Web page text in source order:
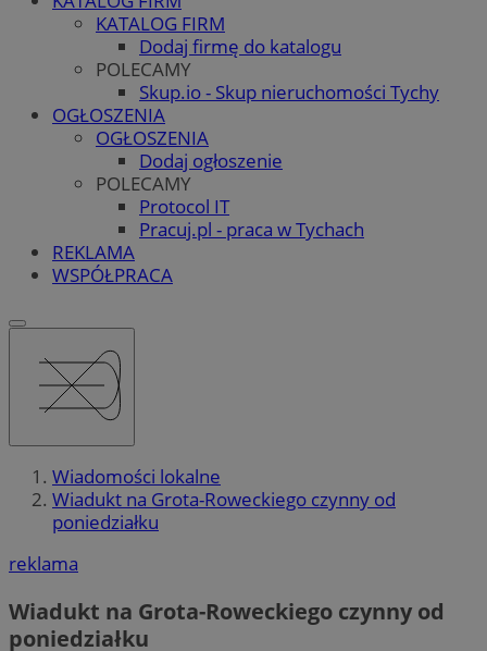
KATALOG FIRM
Dodaj firmę do katalogu
POLECAMY
Skup.io - Skup nieruchomości Tychy
OGŁOSZENIA
OGŁOSZENIA
Dodaj ogłoszenie
POLECAMY
Protocol IT
Pracuj.pl - praca w Tychach
REKLAMA
WSPÓŁPRACA
Wiadomości lokalne
Wiadukt na Grota-Roweckiego czynny od
poniedziałku
reklama
Wiadukt na Grota-Roweckiego czynny od
poniedziałku